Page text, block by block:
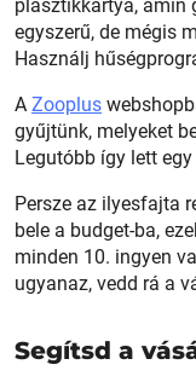
plasztikkártya, amin
egyszerű, de mégis
Használj
A Zooplus
gyűjtünk, melyeket
Legutóbb így lett
Persze az ilyesfajta
bele a budget-ba,
minden 10. ingyen
ugyanaz, vedd rá a
Segítsd a